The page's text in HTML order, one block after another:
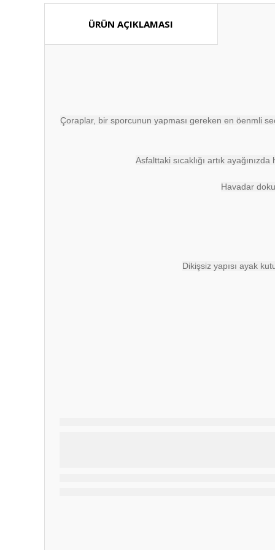
ÜRÜN AÇIKLAMASI
Çoraplar, bir sporcunun yapması gereken en öenmli
Asfalttaki sıcaklığı artık
Havadar
Dikişsiz yapısı ayak